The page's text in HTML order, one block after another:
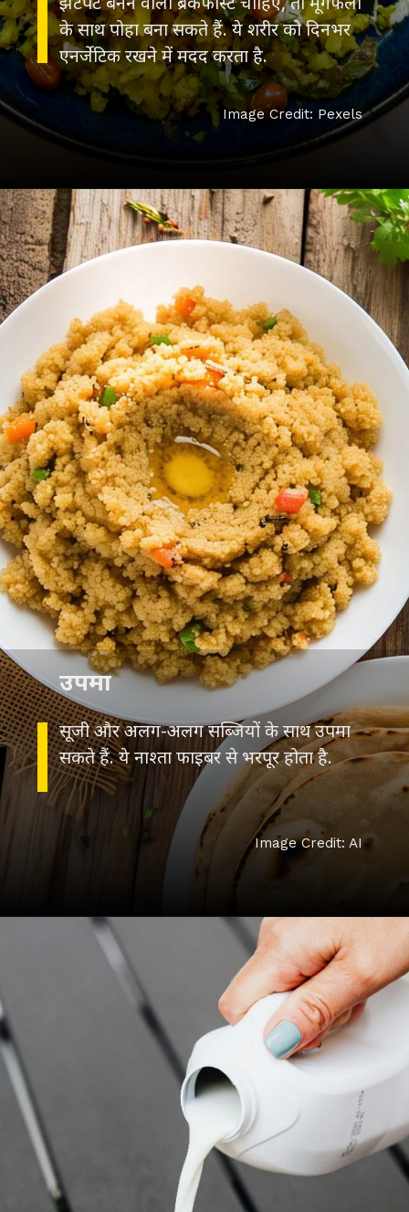
के साथ पोहा बना सकते हैं. ये शरीर को दिनभर
एनर्जेटिक रखने में मदद करता है.
Image Credit: Pexels
सूजी और अलग-अलग सब्जियों के साथ उपमा
उपमा
Image Credit: AI